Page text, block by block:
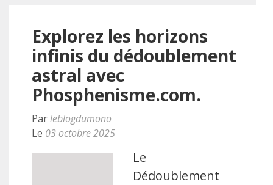
Explorez les horizons
infinis du dédoublement
astral avec
Phosphenisme.com.
Parleblogdumono
Le 03 octobre 2025
Le
Dédoublement